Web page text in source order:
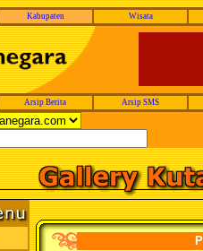
Kabupaten Wisata
Arsip Berita Arsip SMS